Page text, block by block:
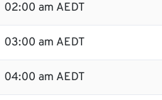
02:00 am AEDT
03:00 am AEDT
04:00 am AEDT